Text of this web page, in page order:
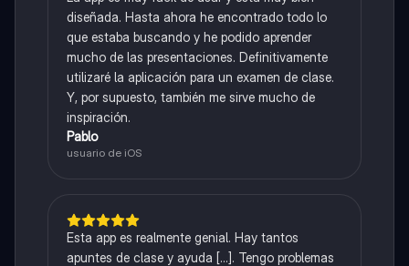
diseñada. Hasta ahora he encontrado todo lo
que estaba buscando y he podido aprender
mucho de las presentaciones. Definitivamente
utilizaré la aplicación para un examen de clase.
Y, por supuesto, también me sirve mucho de
inspiración.
Pablo
usuario de iOS
Esta app es realmente genial. Hay tantos
apuntes de clase y ayuda [...]. Tengo problemas